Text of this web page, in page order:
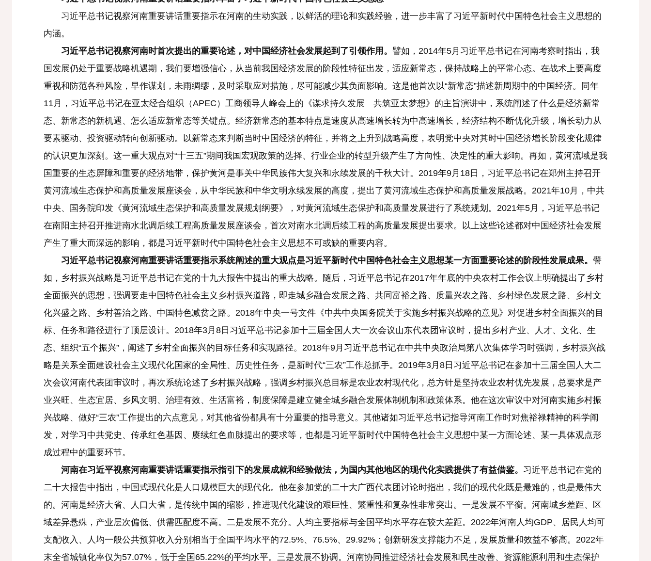
习近平总书记视察河南重要讲话重要指示在河南的生动实践，以鲜活的理论和实践经验，进一步丰富了习近平新时代中国特色社会主义思想的
内涵。
习近平总书记视察河南时首次提出的重要论述，对中国经济社会发展起到了引领作用。 譬如，2014年5月习近平总书记在河南考察时指出，我
国发展仍处于重要战略机遇期，我们要增强信心，从当前我国经济发展的阶段性特征出发，适应新常态，保持战略上的平常心态。在战术上要高度
重视和防范各种风险，早作谋划，未雨绸缪，及时采取应对措施，尽可能减少其负面影响。这是他首次以“新常态”描述新周期中的中国经济。同年
11月，习近平总书记在亚太经合组织（APEC）工商领导人峰会上的《谋求持久发展 共筑亚太梦想》的主旨演讲中，系统阐述了什么是经济新常
态、新常态的新机遇、怎么适应新常态等关键点。经济新常态的基本特点是速度从高速增长转为中高速增长，经济结构不断优化升级，增长动力从
要素驱动、投资驱动转向创新驱动。以新常态来判断当时中国经济的特征，并将之上升到战略高度，表明党中央对其时中国经济增长阶段变化规律
的认识更加深刻。这一重大观点对“十三五”期间我国宏观政策的选择、行业企业的转型升级产生了方向性、决定性的重大影响。再如，黄河流域是我
国重要的生态屏障和重要的经济地带，保护黄河是事关中华民族伟大复兴和永续发展的千秋大计。2019年9月18日，习近平总书记在郑州主持召开
黄河流域生态保护和高质量发展座谈会，从中华民族和中华文明永续发展的高度，提出了黄河流域生态保护和高质量发展战略。2021年10月，中共
中央、国务院印发《黄河流域生态保护和高质量发展规划纲要》，对黄河流域生态保护和高质量发展进行了系统规划。2021年5月，习近平总书记
在南阳主持召开推进南水北调后续工程高质量发展座谈会，首次对南水北调后续工程的高质量发展提出要求。以上这些论述都对中国经济社会发展
产生了重大而深远的影响，都是习近平新时代中国特色社会主义思想不可或缺的重要内容。
习近平总书记视察河南重要讲话重要指示系统阐述的重大观点是习近平新时代中国特色社会主义思想某一方面重要论述的阶段性发展成果。 譬
如，乡村振兴战略是习近平总书记在党的十九大报告中提出的重大战略。随后，习近平总书记在2017年年底的中央农村工作会议上明确提出了乡村
全面振兴的思想，强调要走中国特色社会主义乡村振兴道路，即走城乡融合发展之路、共同富裕之路、质量兴农之路、乡村绿色发展之路、乡村文
化兴盛之路、乡村善治之路、中国特色减贫之路。2018年中央一号文件《中共中央国务院关于实施乡村振兴战略的意见》对促进乡村全面振兴的目
标、任务和路径进行了顶层设计。2018年3月8日习近平总书记参加十三届全国人大一次会议山东代表团审议时，提出乡村产业、人才、文化、生
态、组织“五个振兴”，阐述了乡村全面振兴的目标任务和实现路径。2018年9月习近平总书记在中共中央政治局第八次集体学习时强调，乡村振兴战
略是关系全面建设社会主义现代化国家的全局性、历史性任务，是新时代“三农”工作总抓手。2019年3月8日习近平总书记在参加十三届全国人大二
次会议河南代表团审议时，再次系统论述了乡村振兴战略，强调乡村振兴总目标是农业农村现代化，总方针是坚持农业农村优先发展，总要求是产
业兴旺、生态宜居、乡风文明、治理有效、生活富裕，制度保障是建立健全城乡融合发展体制机制和政策体系。他在这次审议中对河南实施乡村振
兴战略、做好“三农”工作提出的六点意见，对其他省份都具有十分重要的指导意义。其他诸如习近平总书记指导河南工作时对焦裕禄精神的科学阐
发，对学习中共党史、传承红色基因、赓续红色血脉提出的要求等，也都是习近平新时代中国特色社会主义思想中某一方面论述、某一具体观点形
成过程中的重要环节。
河南在习近平视察河南重要讲话重要指示指引下的发展成就和经验做法，为国内其他地区的现代化实践提供了有益借鉴。 习近平总书记在党的
二十大报告中指出，中国式现代化是人口规模巨大的现代化。他在参加党的二十大广西代表团讨论时指出，我们的现代化既是最难的，也是最伟大
的。河南是经济大省、人口大省，是传统中国的缩影，推进现代化建设的艰巨性、繁重性和复杂性非常突出。一是发展不平衡。河南城乡差距、区
域差异悬殊，产业层次偏低、供需匹配度不高。二是发展不充分。人均主要指标与全国平均水平存在较大差距。2022年河南人均GDP、居民人均可
支配收入、人均一般公共预算收入分别相当于全国平均水平的72.5%、76.5%、29.92%；创新研发支撑能力不足，发展质量和效益不够高。2022年
末全省城镇化率仅为57.07%，低于全国65.22%的平均水平。三是发展不协调。河南协同推进经济社会发展和民生改善、资源能源利用和生态保护